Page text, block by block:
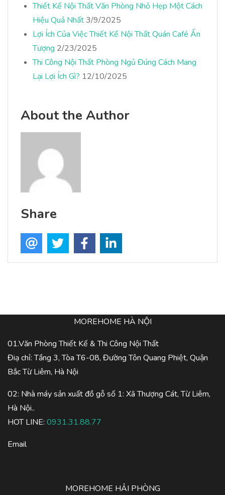
Thiết Kế Nội Thất Văn Phòng Nhỏ Hẹp Một Cách
Hiệu Quả Nhất3/9/2025
Lợi Ích Của Việc Thiết Kế Nội Thất Quán Café Ấn
Tượng 2/23/2025
Thi Công Nội Thất Phòng Ngủ Đúng Cách Mang
Lại Lợi Ích Gì? 12/10/2025
About the Author
Share
MOREHOME HÀ NỘI
01.Văn Phòng Thiết Kế & Thi Công Nội Thất
Điạ chỉ: Tầng 3, Tòa T6-08, Đường Tôn Quang Phiệt, Quận
Bắc Từ Liêm, Hà Nội
02: Nhà máy sản xuất đồ gỗ số 1: Xã Thượng Cát, Từ Liêm,
Hà Nội..
HOT LINE: 0931.31.88.77
Email
MOREHOME HẢI PHÒNG